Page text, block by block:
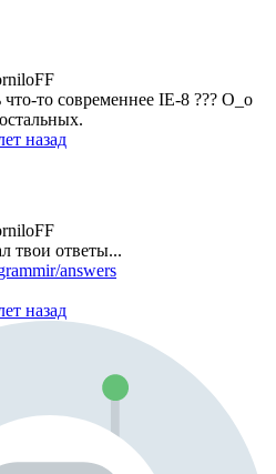
что-то современнее IE-8 ??? O_o
назад
твои ответы...
answers
назад